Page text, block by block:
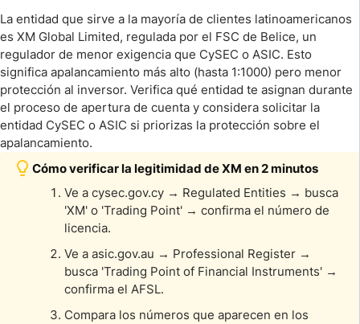
La entidad que sirve a la mayoría de clientes latinoamericanos
es XM Global Limited, regulada por el FSC de Belice, un
regulador de menor exigencia que CySEC o ASIC. Esto
significa apalancamiento más alto (hasta 1:1000) pero menor
protección al inversor. Verifica qué entidad te asignan durante
el proceso de apertura de cuenta y considera solicitar la
entidad CySEC o ASIC si priorizas la protección sobre el
apalancamiento.
Cómo verificar la legitimidad de XM en 2 minutos
Ve a cysec.gov.cy → Regulated Entities → busca
'XM' o 'Trading Point' → confirma el número de
licencia.
Ve a asic.gov.au → Professional Register →
busca 'Trading Point of Financial Instruments' →
confirma el AFSL.
Compara los números que aparecen en los